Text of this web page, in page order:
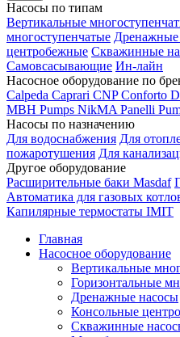
Насосы по типам
Вертикальные
многоступенчатые Дренажные
центробежные Скважинные
Самовсасывающие Ин-лайн
Насосное оборудование по
Calpeda Caprari CNP Conforto
MBH Pumps NikMA Panelli
Насосы по назначению
Для водоснабжения Для
пожаротушения Для
Другое оборудование
Расширительные баки Masdaf
Автоматика для газовых
Капилярные термостаты IMIT
Главная
Насосное оборудование
Вертикальные
Горизонтальные
Дренажные насосы
Консольные
Скважинные